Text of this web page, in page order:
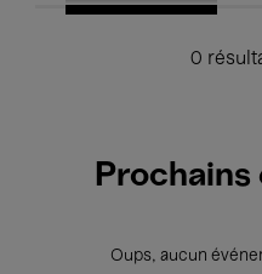
0
Oups, aucun